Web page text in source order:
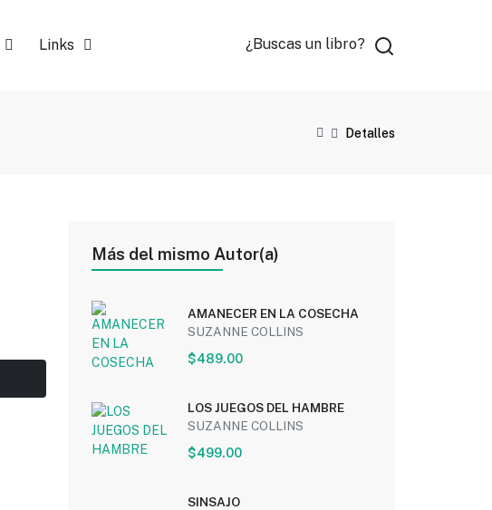
Links ¿Buscas un libro?
Detalles
Más del mismo Autor(a)
AMANECER EN LA COSECHA
SUZANNE COLLINS
$489.00
LOS JUEGOS DEL HAMBRE
SUZANNE COLLINS
$499.00
SINSAJO